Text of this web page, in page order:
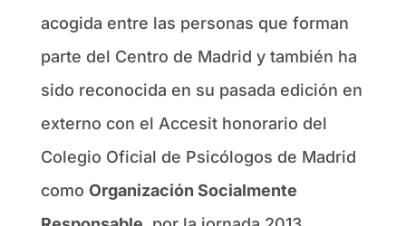
acogida entre las personas que forman
parte del Centro de Madrid y también ha
sido reconocida en su pasada edición en
externo con el Accesit honorario del
Colegio Oficial de Psicólogos de Madrid
como Organización Socialmente